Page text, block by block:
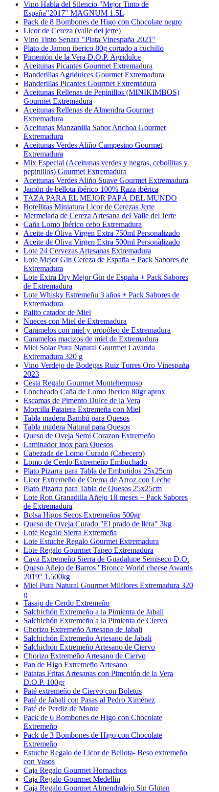
Vino Habla del Silencio "Mejor Tinto de
España"2017" MAGNUM 1.5L
Pack de 8 Bombones de Higo con Chocolate negro
Licor de Cereza (valle del jerte)
Vino Tinto Senara "Plata Vinespaña 2021"
Plato de Jamon iberico 80g cortado a cuchillo
Pimentón de la Vera D.O.P. Agridulce
Aceitunas Picantes Gourmet Extremadura
Banderillas Agridulces Gourmet Extremadura
Banderillas Picantes Gourmet Extremadura
Aceitunas Rellenas de Pepinillos (MINIKIMBOS)
Gourmet Extremadura
Aceitunas Rellenas de Almendra Gourmet
Extremadura
Aceitunas Manzanilla Sabor Anchoa Gourmet
Extremadura
Aceitunas Verdes Aliño Campesino Gourmet
Extremadura
Mix Especial (Aceitunas verdes y negras, cebollitas y
pepinillos) Gourmet Extremadura
Aceitunas Verdes Aliño Suave Gourmet Extremadura
Jamón de bellota ibérico 100% Raza ibérica
TAZA PARA EL MEJOR PAPÁ DEL MUNDO
Botellitas Miniatura Licor de Cerezas Jerte
Mermelada de Cereza Artesana del Valle del Jerte
Caña Lomo Ibérico cebo Extremadura
Aceite de Oliva Virgen Extra 750ml Personalizado
Aceite de Oliva Virgen Extra 500ml Personalizado
Lote 24 Cervezas Artesanas Extremadura
Lote Mejor Gin Cereza de España + Pack Sabores de
Extremadura
Lote Extra Dry Mejor Gin de España + Pack Sabores
de Extremadura
Lote Whisky Estremeñu 3 años + Pack Sabores de
Extremadura
Palito catador de Miel
Nueces con Miel de Extremadura
Caramelos con miel y propóleo de Extremadura
Caramelos macizos de miel de Extremadura
Miel Solar Pura Natural Gourmet Lavanda
Extremadura 320 g
Vino Verdejo de Bodegas Ruiz Torres Oro Vinespaña
2023
Cesta Regalo Gourmet Montehermoso
Loncheado Caña de Lomo Iberico 80gr aprox
Escamas de Pimento Dulce de la Vera
Morcilla Patatera Extremeña con Miel
Tabla madera Bambú para Quesos
Tabla madera Natural para Quesos
Queso de Oveja Semi Corazon Extremeño
Laminador inox para Quesos
Cabezada de Lomo Curado (Cabecero)
Lomo de Cerdo Extremeño Embuchado
Plato Pizarra para Tabla de Embutidos 25x25cm
Licor Extremeño de Crema de Arroz con Leche
Plato Pizarra para Tabla de Quesos 25x25cm
Lote Ron Granadilla Añejo 18 meses + Pack Sabores
de Extremadura
Bolsa Higos Secos Extremeños 500gr
Queso de Oveja Curado "El prado de llera" 3kg
Lote Regalo Sierra Extremeña
Lote Estuche Regalo Gourmet Extremadura
Lote Regalo Gourmet Tapeo Extremadura
Cava Extremeño Sierra de Guadalupe Semiseco D.O.
Queso Añejo de Barros "Bronce World cheese Awards
2019" 1.500kg
Miel Pura Natural Gourmet Milflores Extremadura 320
g
Tasajo de Cerdo Extremeño
Salchichón Extremeño a la Pimienta de Jabali
Salchichón Extremeño a la Pimienta de Ciervo
Chorizo Extremeño Artesano de Jabali
Salchichón Extremeño Artesano de Jabali
Salchichón Extremeño Artesano de Ciervo
Chorizo Extremeño Artesano de Ciervo
Pan de Higo Extremeño Artesano
Patatas Fritas Artesanas con Pimentón de la Vera
D.O.P. 100gr
Paté extremeño de Ciervo con Boletus
Paté de Jabalí con Pasas al Pedro Ximénez
Paté de Perdiz de Monte
Pack de 6 Bombones de Higo con Chocolate
Extremeño
Pack de 3 Bombones de Higo con Chocolate
Extremeño
Estuche Regalo de Licor de Bellota- Beso extremeño
con Vasos
Caja Regalo Gourmet Hornachos
Caja Regalo Gourmet Medellin
Caja Regalo Gourmet Almendralejo Sin Gluten